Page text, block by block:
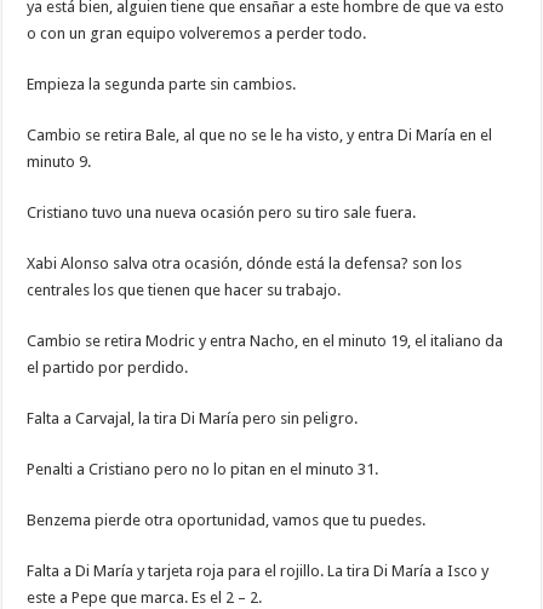
ya está bien, alguien tiene que ensañar a este hombre de que va esto
o con un gran equipo volveremos a perder todo.
Empieza la segunda parte sin cambios.
Cambio se retira Bale, al que no se le ha visto, y entra Di María en el
minuto 9.
Cristiano tuvo una nueva ocasión pero su tiro sale fuera.
Xabi Alonso salva otra ocasión, dónde está la defensa? son los
centrales los que tienen que hacer su trabajo.
Cambio se retira Modric y entra Nacho, en el minuto 19, el italiano da
el partido por perdido.
Falta a Carvajal, la tira Di María pero sin peligro.
Penalti a Cristiano pero no lo pitan en el minuto 31.
Benzema pierde otra oportunidad, vamos que tu puedes.
Falta a Di María y tarjeta roja para el rojillo. La tira Di María a Isco y
este a Pepe que marca. Es el 2 – 2.